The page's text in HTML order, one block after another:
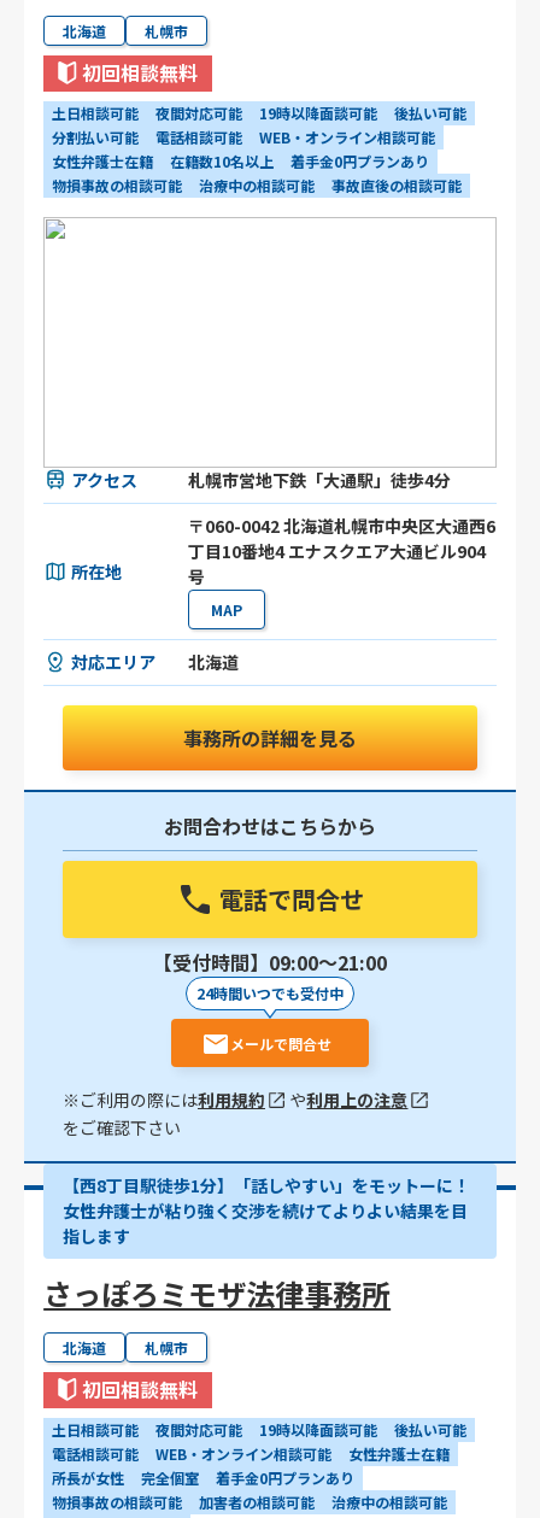
北海道 札幌市
初回相談無料
土日相談可能 夜間対応可能 19時以降面談可能
後払い可能
分割払い可能
電話相談可能
WEB・オンライン相談可能
女性弁護士在籍
在籍数10名以上
着手金0円プランあり
物損事故の相談可能
治療中の相談可能 事故直後の相談可能
アクセス 札幌市営地下鉄「大通駅」徒歩4分
所在地
〒060-0042 北海道札幌市中央区大通西6
丁目10番地4 エナスクエア大通ビル904
号
MAP
対応エリア 北海道
事務所の詳細を見る
お問合わせはこちらから
電話で問合せ
【受付時間】09:00〜21:00
24時間いつでも受付中
メールで問合せ
※ご利用の際には利用規約 や利用上の注意
をご確認下さい
【西8丁目駅徒歩1分】「話しやすい」をモットーに！
女性弁護士が粘り強く交渉を続けてよりよい結果を目
指します
さっぽろミモザ法律事務所
北海道 札幌市
初回相談無料
土日相談可能 夜間対応可能 19時以降面談可能
後払い可能
電話相談可能
WEB・オンライン相談可能
女性弁護士在籍
所長が女性
完全個室
着手金0円プランあり
物損事故の相談可能
加害者の相談可能
治療中の相談可能